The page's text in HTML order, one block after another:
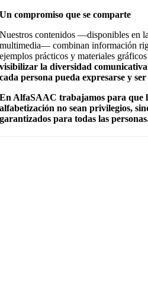
Un compromiso que se comparte
Nuestros contenidos —disponibles en
multimedia— combinan información
ejemplos prácticos y materiales
visibilizar la diversidad
cada persona pueda expresarse y ser
En AlfaSAAC trabajamos para que
alfabetización no sean privilegios,
garantizados para todas las